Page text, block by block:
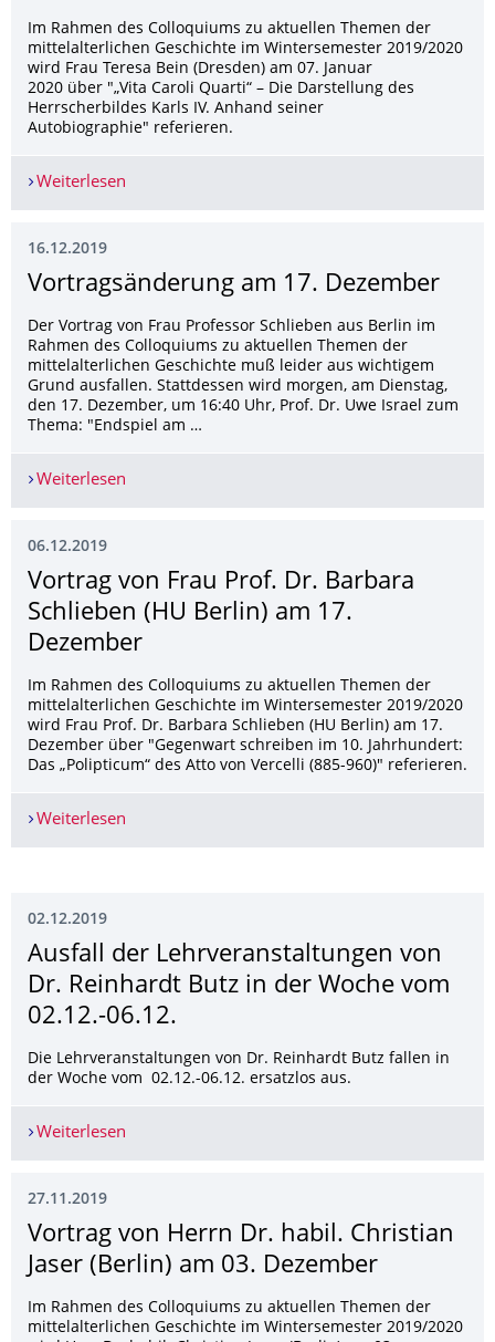
Im Rahmen des Colloquiums zu aktuellen Themen der
mittelalterlichen Geschichte im Wintersemester 2019/2020
wird Frau Teresa Bein (Dresden) am 07. Januar
2020 über "„Vita Caroli Quarti“ – Die Darstellung des
Herrscherbildes Karls IV. Anhand seiner
Autobiographie" referieren.
Weiterlesen
16.12.2019
Vortragsänderung am 17. Dezember
Der Vortrag von Frau Professor Schlieben aus Berlin im
Rahmen des Colloquiums zu aktuellen Themen der
mittelalterlichen Geschichte muß leider aus wichtigem
Grund ausfallen. Stattdessen wird morgen, am Dienstag,
den 17. Dezember, um 16:40 Uhr, Prof. Dr. Uwe Israel zum
Thema: "Endspiel am …
Weiterlesen
06.12.2019
Vortrag von Frau Prof. Dr. Barbara
Schlieben (HU Berlin) am 17.
Dezember
Im Rahmen des Colloquiums zu aktuellen Themen der
mittelalterlichen Geschichte im Wintersemester 2019/2020
wird Frau Prof. Dr. Barbara Schlieben (HU Berlin) am 17.
Dezember über "Gegenwart schreiben im 10. Jahrhundert:
Das „Polipticum“ des Atto von Vercelli (885-960)" referieren.
Weiterlesen
02.12.2019
Ausfall der Lehrveranstaltun­gen von
Dr. Reinhardt Butz in der Woche vom
02.12.-06.12.
Die Lehrveranstaltungen von Dr. Reinhardt Butz fallen in
der Woche vom 02.12.-06.12. ersatzlos aus.
Weiterlesen
27.11.2019
Vortrag von Herrn Dr. habil. Christian
Jaser (Berlin) am 03. Dezember
Im Rahmen des Colloquiums zu aktuellen Themen der
mittelalterlichen Geschichte im Wintersemester 2019/2020